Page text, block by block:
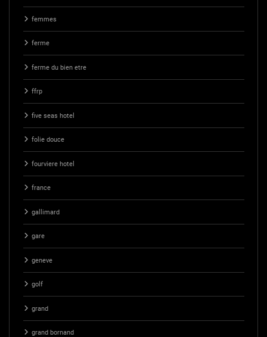
femmes
ferme
ferme du bien etre
ffrp
five seas hotel
folie douce
fourviere hotel
france
gallimard
gare
geneve
golf
grand
grand bornand